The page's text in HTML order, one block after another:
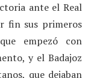
ante el Real
fin sus primeros
empezó con
y el Badajoz
que dejaban